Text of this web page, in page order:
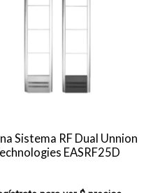
Sistema RF Dual Unnion
EASRF25D